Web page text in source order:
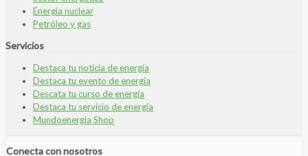
Energía nuclear
Petróleo y gas
Servicios
Destaca tu noticia de energía
Destaca tu evento de energía
Descata tu curso de energía
Destaca tu servicio de energía
Mundoenergia Shop
Conecta con nosotros